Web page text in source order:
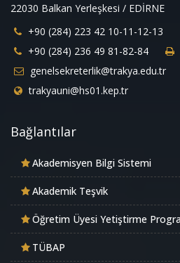
22030 Balkan Yerleşkesi / EDİRNE
+90 (284) 223 42 10-11-12-13
+90 (284) 236 49 81-82-84
genelsekreterlik@trakya.edu.tr
trakyauni@hs01.kep.tr
Bağlantılar
Akademisyen Bilgi Sistemi
Akademik Teşvik
Öğretim Üyesi Yetiştirme
TÜBAP